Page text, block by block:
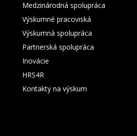
Medzinárodná spolupráca
Výskumné pracoviská
Výskumná spolupráca
Partnerská spolupráca
Inovácie
HRS4R
Kontakty na výskum